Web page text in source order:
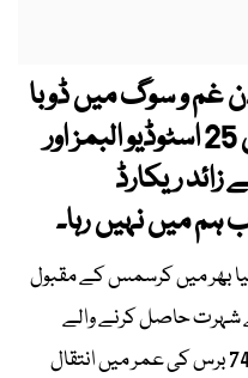
غم و سوگ میں ڈوبا
ہوا ہے کیوں 50 برسوں میں 25 اسٹوڈیو البمز اور
3 کروڑ سے زائد ریکارڈ
ہم میں نہیں رہا۔
بھر میں کرسمس کے مقبول
شہرت حاصل کرنے والے
برطانوی گلوکار اور نغمہ نگار کرس ریا 74 برس کی عمر میں انتقال